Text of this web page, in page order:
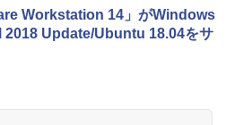
パスポート公式テキスト 第４版
Kindle Paperwhite (16GB) 7イ
ィスプレイ、色調調節ライト、12
続バッテリー、広告なし、ブラッ
Workstation 14」がWindows
2018 Update/Ubuntu 18.04をサ